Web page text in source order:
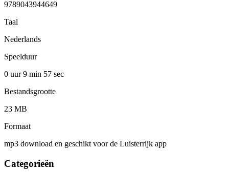
9789043944649
Taal
Nederlands
Speelduur
0 uur 9 min 57 sec
Bestandsgrootte
23 MB
Formaat
mp3 download en geschikt voor de Luisterrijk app
Categorieën